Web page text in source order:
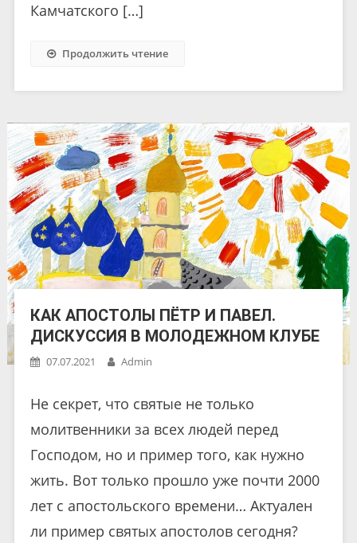
Камчатского […]
Продолжить чтение
КАК АПОСТОЛЫ ПЁТР И ПАВЕЛ.
ДИСКУССИЯ В МОЛОДЕЖНОМ КЛУБЕ
07.07.2021 Admin
Не секрет, что святые не только
молитвенники за всех людей перед
Господом, но и пример того, как нужно
жить. Вот только прошло уже почти 2000
лет с апостольского времени… Актуален
ли пример святых апостолов сегодня?